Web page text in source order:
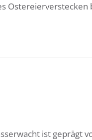
Ostereierverstecken
ist geprägt